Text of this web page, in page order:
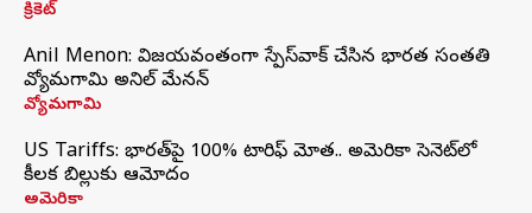
క్రికెట్
Anil Menon: విజయవంతంగా స్పేస్‌వాక్‌ చేసిన భారత సంతతి
వ్యోమగామి అనిల్‌ మేనన్
వ్యోమగామి
US Tariffs: భారత్‌పై 100% టారిఫ్‌ మోత.. అమెరికా సెనెట్‌లో
కీలక బిల్లుకు ఆమోదం
అమెరికా